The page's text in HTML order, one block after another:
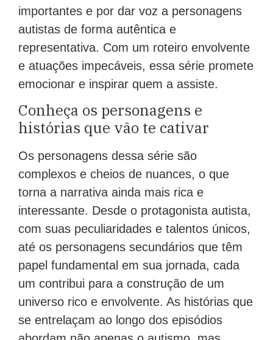
importantes e por dar voz a personagens
autistas de forma autêntica e
representativa. Com um roteiro envolvente
e atuações impecáveis, essa série promete
emocionar e inspirar quem a assiste.
Conheça os personagens e
histórias que vão te cativar
Os personagens dessa série são
complexos e cheios de nuances, o que
torna a narrativa ainda mais rica e
interessante. Desde o protagonista autista,
com suas peculiaridades e talentos únicos,
até os personagens secundários que têm
papel fundamental em sua jornada, cada
um contribui para a construção de um
universo rico e envolvente. As histórias que
se entrelaçam ao longo dos episódios